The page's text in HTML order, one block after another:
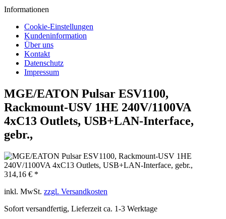
Informationen
Cookie-Einstellungen
Kundeninformation
Über uns
Kontakt
Datenschutz
Impressum
MGE/EATON Pulsar ESV1100,
Rackmount-USV 1HE 240V/1100VA
4xC13 Outlets, USB+LAN-Interface,
gebr.,
314,16 € *
inkl. MwSt. zzgl. Versandkosten
Sofort versandfertig, Lieferzeit ca. 1-3 Werktage